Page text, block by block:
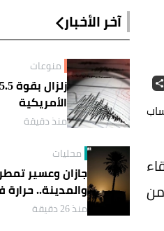
آخر الأخبار
منوعات
الأمريكية
منذ دقيقة
محليات
جازان وعسير
والمدينة..
منذ 26 دقيقة